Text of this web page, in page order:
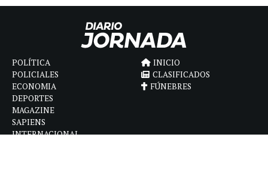
POLÍTICA
POLICIALES
ECONOMIA
DEPORTES
MAGAZINE
SAPIENS
INTERNACIONAL
INICIO
CLASIFICADOS
FÚNEBRES